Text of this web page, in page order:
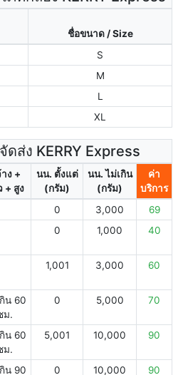
ชื่อขนาด / Size
S
M
L
XL
ส่ง KERRY Express
ง +
+ สูง
นน. ตั้งแต่
(กรัม)
นน. ไม่เกิน
(กรัม)
ค่า
บริการ
0 3,000
69
0 1,000 40
1,001 3,000 60
น 60
ม.
0 5,000 70
น 60
ม.
5,001 10,000 90
น 90
0 10,000 90